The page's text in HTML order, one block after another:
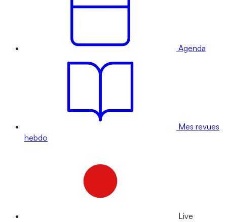
Agenda
Mes revues
hebdo
Live